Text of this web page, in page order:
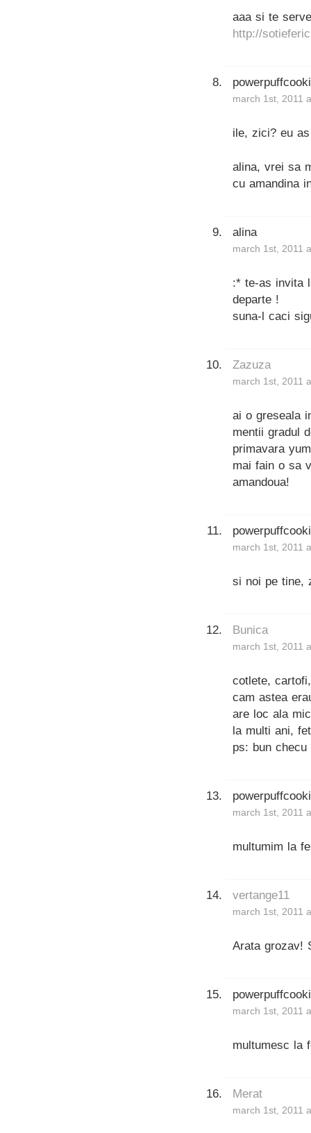
aaa si te
http://
march 1st, 2011
ile, zici? eu
alina, vrei sa
cu amandina
alina
march 1st, 2011
:* te-as invita
departe !
suna-l caci
Zazuza
march 1st, 2011
ai o greseala
mentii gradul
primavara
mai fain o sa
amandoua!
march 1st, 2011
si noi pe tine,
Bunica
march 1st, 2011
cotlete,
cam astea
are loc ala
la multi ani,
ps: bun checu
march 1st, 2011
multumim la
vertange11
march 1st, 2011
Arata grozav!
march 1st, 2011
multumesc la
Merat
march 1st, 2011